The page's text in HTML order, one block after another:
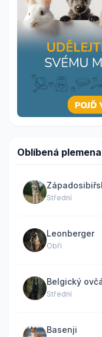
Oblíbená plemena
Střední
Leonberger
Obří
Belgický
Střední
Basenji